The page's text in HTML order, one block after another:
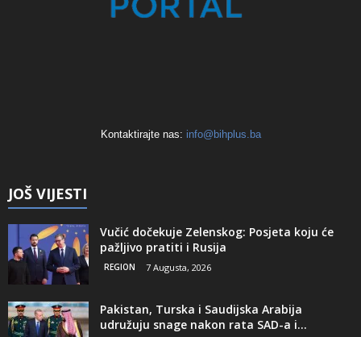
Kontaktirajte nas: info@bihplus.ba
JOŠ VIJESTI
Vučić dočekuje Zelenskog: Posjeta koju će
pažljivo pratiti i Rusija
REGION 7 Augusta, 2026
Pakistan, Turska i Saudijska Arabija
udružuju snage nakon rata SAD-a i...